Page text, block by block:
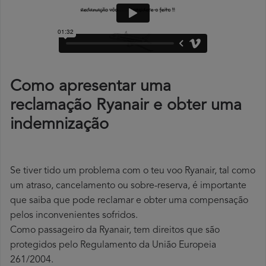
Como apresentar uma
reclamação Ryanair e obter uma
indemnização
Se tiver tido um problema com o teu voo Ryanair, tal como
um atraso, cancelamento ou sobre-reserva, é importante
que saiba que pode reclamar e obter uma compensação
pelos inconvenientes sofridos.
Como passageiro da Ryanair, tem direitos que são
protegidos pelo Regulamento da União Europeia
261/2004.